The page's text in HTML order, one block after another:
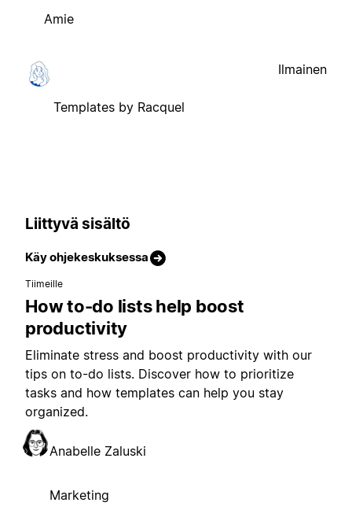
Amie
Templates by Racquel
Ilmainen
Liittyvä sisältö
Käy ohjekeskuksessa
Tiimeille
How to-do lists help boost
productivity
Eliminate stress and boost productivity with our
tips on to-do lists. Discover how to prioritize
tasks and how templates can help you stay
organized.
Anabelle Zaluski
Marketing